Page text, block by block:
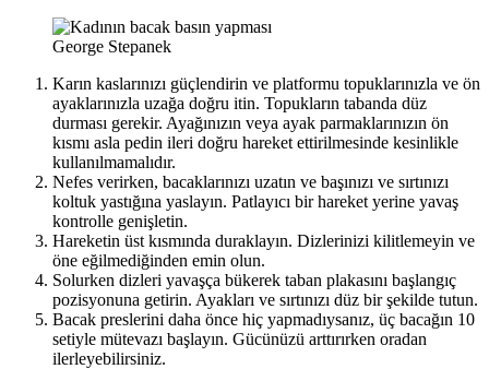
George Stepanek
Karın kaslarınızı güçlendirin ve platformu topuklarınızla ve ön
ayaklarınızla uzağa doğru itin. Topukların tabanda düz
durması gerekir. Ayağınızın veya ayak parmaklarınızın ön
kısmı asla pedin ileri doğru hareket ettirilmesinde kesinlikle
kullanılmamalıdır.
Nefes verirken, bacaklarınızı uzatın ve başınızı ve sırtınızı
koltuk yastığına yaslayın. Patlayıcı bir hareket yerine yavaş
kontrolle genişletin.
Hareketin üst kısmında duraklayın. Dizlerinizi kilitlemeyin ve
öne eğilmediğinden emin olun.
Solurken dizleri yavaşça bükerek taban plakasını başlangıç
pozisyonuna getirin. Ayakları ve sırtınızı düz bir şekilde tutun.
Bacak preslerini daha önce hiç yapmadıysanız, üç bacağın 10
setiyle mütevazı başlayın. Gücünüzü arttırırken oradan
ilerleyebilirsiniz.